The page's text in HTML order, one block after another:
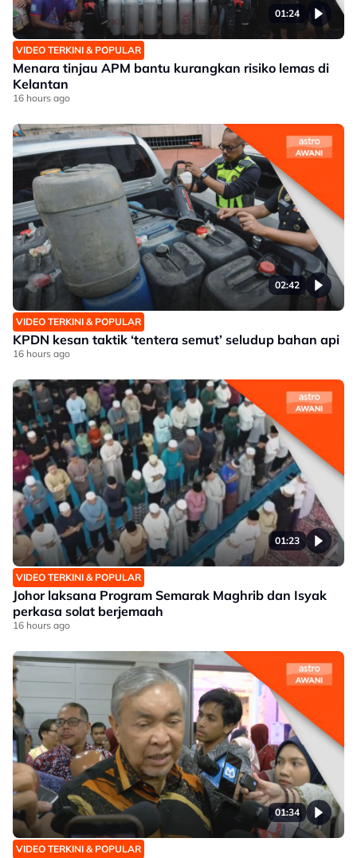
01:24
VIDEO TERKINI & POPULAR
Menara tinjau APM bantu kurangkan risiko lemas di
Kelantan
16 hours ago
02:42
VIDEO TERKINI & POPULAR
KPDN kesan taktik ‘tentera semut’ seludup bahan api
16 hours ago
01:23
VIDEO TERKINI & POPULAR
Johor laksana Program Semarak Maghrib dan Isyak
perkasa solat berjemaah
16 hours ago
01:34
VIDEO TERKINI & POPULAR